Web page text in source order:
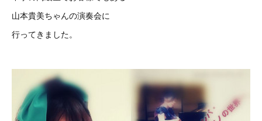
山本貴美ちゃんの演奏会に
行ってきました。